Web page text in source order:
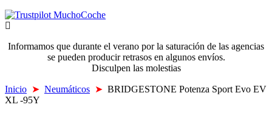
Informamos que durante el verano por la saturación de las agencias
se pueden producir retrasos en algunos envíos.
Disculpen las molestias
Inicio ➤ Neumáticos ➤ BRIDGESTONE Potenza Sport Evo EV
XL -95Y